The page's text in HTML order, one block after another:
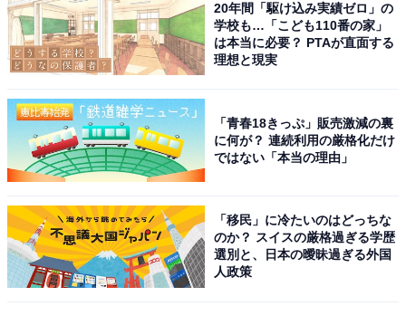
20年間「駆け込み実績ゼロ」の
学校も…「こども110番の家」
は本当に必要？ PTAが直面する
理想と現実
「青春18きっぷ」販売激減の裏
に何が？ 連続利用の厳格化だけ
ではない「本当の理由」
「移民」に冷たいのはどっちな
のか？ スイスの厳格過ぎる学歴
選別と、日本の曖昧過ぎる外国
人政策